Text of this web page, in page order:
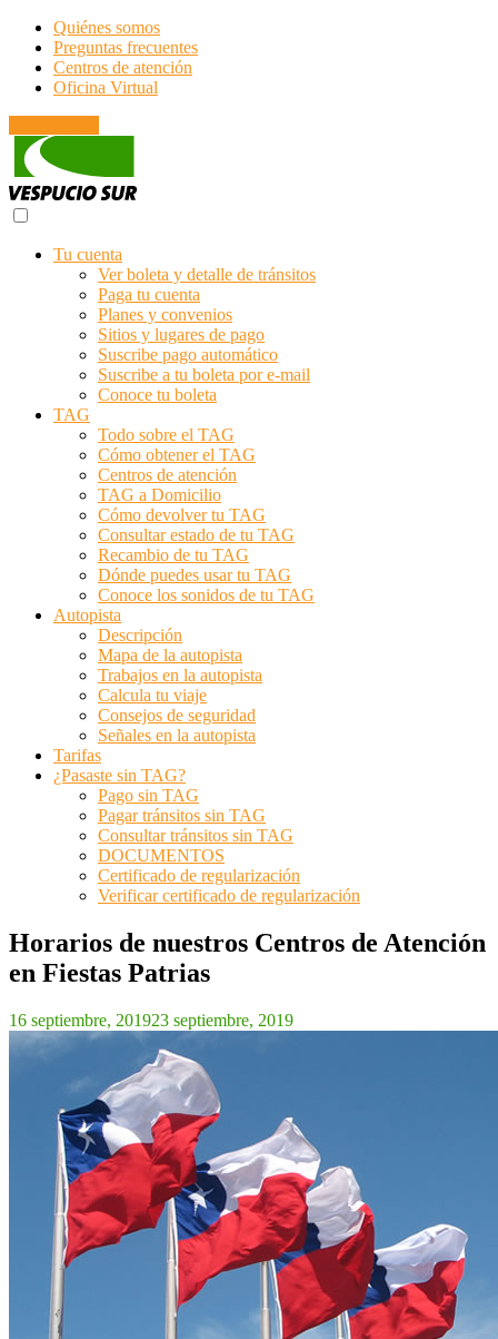
Quiénes somos
Preguntas frecuentes
Centros de atención
Oficina Virtual
Tu cuenta
Ver boleta y detalle de tránsitos
Paga tu cuenta
Planes y convenios
Sitios y lugares de pago
Suscribe pago automático
Suscribe a tu boleta por e-mail
Conoce tu boleta
TAG
Todo sobre el TAG
Cómo obtener el TAG
Centros de atención
TAG a Domicilio
Cómo devolver tu TAG
Consultar estado de tu TAG
Recambio de tu TAG
Dónde puedes usar tu TAG
Conoce los sonidos de tu TAG
Autopista
Descripción
Mapa de la autopista
Trabajos en la autopista
Calcula tu viaje
Consejos de seguridad
Señales en la autopista
Tarifas
¿Pasaste sin TAG?
Pago sin TAG
Pagar tránsitos sin TAG
Consultar tránsitos sin TAG
DOCUMENTOS
Certificado de regularización
Verificar certificado de regularización
Horarios de nuestros Centros de Atención
en Fiestas Patrias
16 septiembre, 201923 septiembre, 2019